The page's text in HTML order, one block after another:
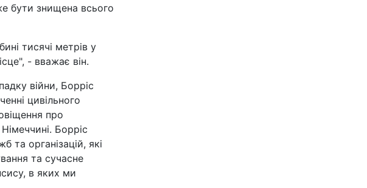
бути знищена всього
тисячі метрів у
- вважає він.
війни, Борріс
цивільного
про
Борріс
та організацій, які
та сучасне
в яких ми